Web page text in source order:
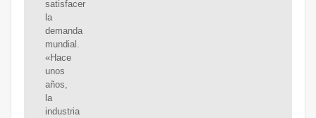
satisfacer
la
demanda
mundial.
«Hace
unos
años,
la
industria